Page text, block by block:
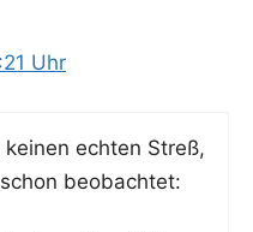
Uhr
ech­ten Streß,
beobachtet: